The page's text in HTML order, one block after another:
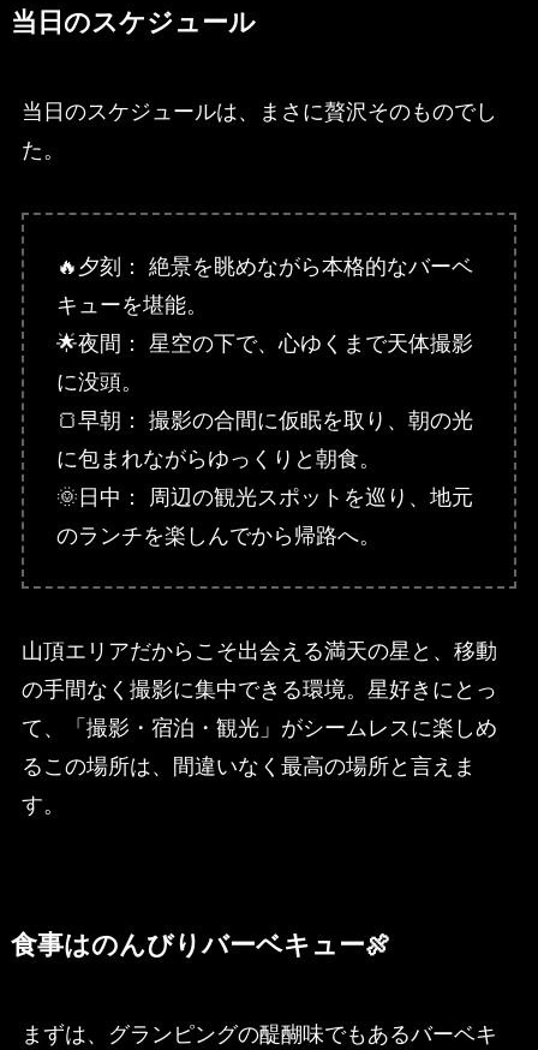
当日のスケジュール
当日のスケジュールは、まさに贅沢そのものでし
た。
🔥夕刻： 絶景を眺めながら本格的なバーベ
キューを堪能。
🌟夜間： 星空の下で、心ゆくまで天体撮影
に没頭。
🍞早朝： 撮影の合間に仮眠を取り、朝の光
に包まれながらゆっくりと朝食。
🌞日中： 周辺の観光スポットを巡り、地元
のランチを楽しんでから帰路へ。
山頂エリアだからこそ出会える満天の星と、移動
の手間なく撮影に集中できる環境。星好きにとっ
て、「撮影・宿泊・観光」がシームレスに楽しめ
るこの場所は、間違いなく最高の場所と言えま
す。
食事はのんびりバーベキュー🍖
まずは、グランピングの醍醐味でもあるバーベキ